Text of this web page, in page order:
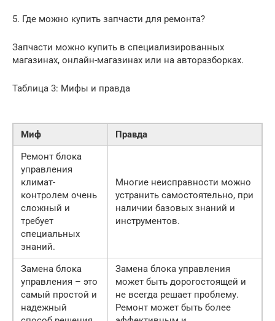
5. Где можно купить запчасти для ремонта?
Запчасти можно купить в специализированных
магазинах, онлайн-магазинах или на авторазборках.
Таблица 3: Мифы и правда
Миф
Правда
Ремонт блока
управления
климат-
контролем очень
сложный и
требует
специальных
знаний.
Многие неисправности можно
устранить самостоятельно, при
наличии базовых знаний и
инструментов.
Замена блока
управления – это
самый простой и
надежный
Замена блока управления
может быть дорогостоящей и
не всегда решает проблему.
Ремонт может быть более